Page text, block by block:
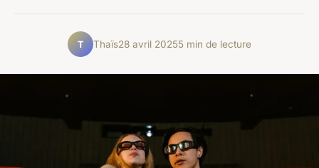
T Thaïs28 avril 20255 min de lecture